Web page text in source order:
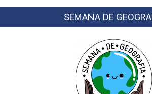
SEMANA DE